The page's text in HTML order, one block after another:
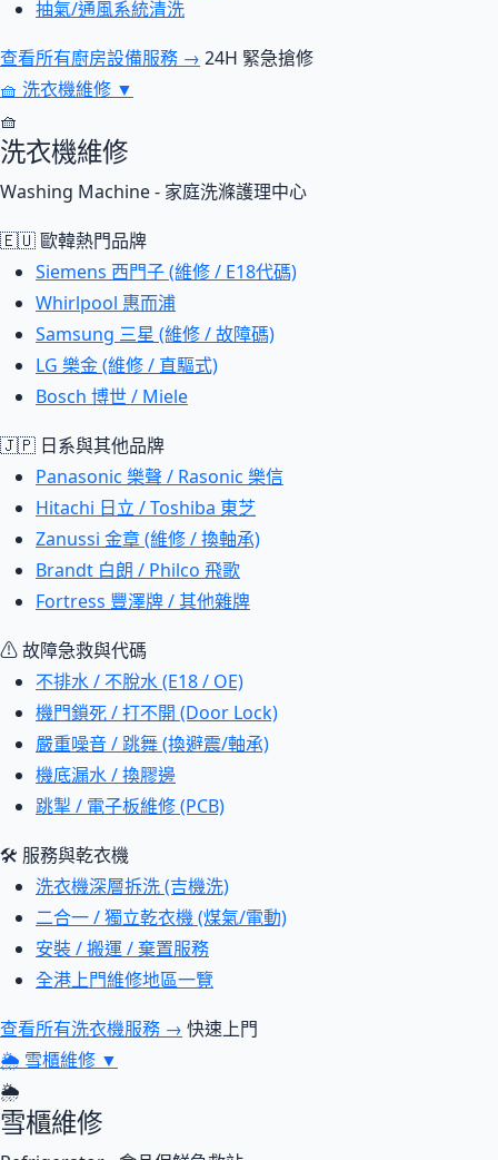
抽氣/通風系統清洗
查看所有廚房設備服務 → 24H 緊急搶修
🧺 洗衣機維修 ▼
🧺
洗衣機維修
Washing Machine - 家庭洗滌護理中心
🇪🇺 歐韓熱門品牌
Siemens 西門子 (維修 / E18代碼)
Whirlpool 惠而浦
Samsung 三星 (維修 / 故障碼)
LG 樂金 (維修 / 直驅式)
Bosch 博世 / Miele
🇯🇵 日系與其他品牌
Panasonic 樂聲 / Rasonic 樂信
Hitachi 日立 / Toshiba 東芝
Zanussi 金章 (維修 / 換軸承)
Brandt 白朗 / Philco 飛歌
Fortress 豐澤牌 / 其他雜牌
⚠ 故障急救與代碼
不排水 / 不脫水 (E18 / OE)
機門鎖死 / 打不開 (Door Lock)
嚴重噪音 / 跳舞 (換避震/軸承)
機底漏水 / 換膠邊
跳掣 / 電子板維修 (PCB)
🛠 服務與乾衣機
洗衣機深層拆洗 (吉機洗)
二合一 / 獨立乾衣機 (煤氣/電動)
安裝 / 搬運 / 棄置服務
全港上門維修地區一覽
查看所有洗衣機服務 → 快速上門
🌦 雪櫃維修 ▼
🌦
雪櫃維修